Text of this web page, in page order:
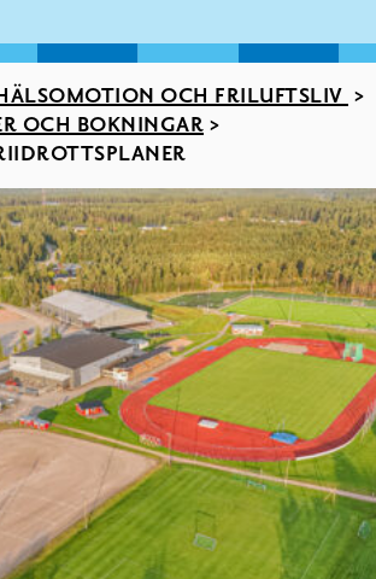
OCH FRILUFTSLIV >
OCH BOKNINGAR >